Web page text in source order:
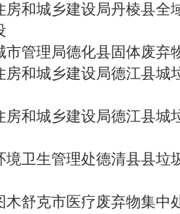
房和城乡建设局丹棱县全
市管理局德化县固体废弃
房和城乡建设局德江县城
房和城乡建设局德江县城
境卫生管理处德清县县垃
木舒克市医疗废弃物集中